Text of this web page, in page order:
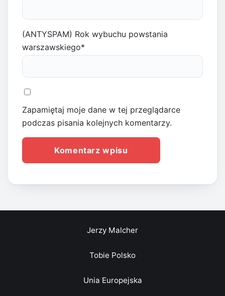
(ANTYSPAM) Rok wybuchu powstania
warszawskiego*
Zapamiętaj moje dane w tej przeglądarce
podczas pisania kolejnych komentarzy.
Jerzy Malcher
Tobie Polsko
Unia Europejska